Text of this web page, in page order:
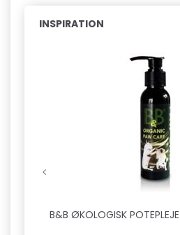
INSPIRATION
B&B ØKOLOGISK POTEPLEJE